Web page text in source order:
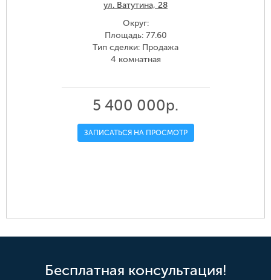
ул. Ватутина, 28
Округ:
Площадь: 77.60
Тип сделки: Продажа
4 комнатная
5 400 000р.
ЗАПИСАТЬСЯ НА ПРОСМОТР
Бесплатная консультация!